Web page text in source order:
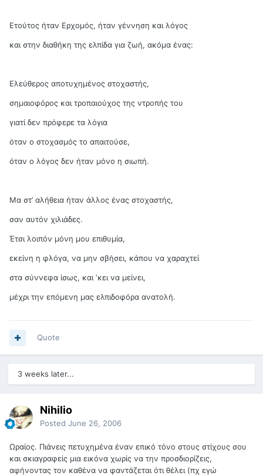
Ετούτος ήταν Ερχομός, ήταν γέννηση και λόγος
και στην διαθήκη της ελπίδα για ζωή, ακόμα ένας:
Ελεύθερος αποτυχημένος στοχαστής,
σημαιοφόρος και τροπαιούχος της ντροπής του
γιατί δεν πρόφερε τα λόγια
όταν ο στοχασμός το απαιτούσε,
όταν ο λόγος δεν ήταν μόνο η σιωπή.
Μα στ’ αλήθεια ήταν άλλος ένας στοχαστής,
σαν αυτόν χιλιάδες.
Έτσι λοιπόν μόνη μου επιθυμία,
εκείνη η φλόγα, να μην σβήσει, κάπου να χαραχτεί
στα σύννεφα ίσως, και ‘κει να μείνει,
μέχρι την επόμενη μας ελπιδοφόρα ανατολή.
Quote
3 weeks later...
Nihilio
Posted June 26, 2006
Ωραίος. Πιάνεις πετυχημένα έναν επικό τόνο στους στίχους σου
και σκιαγραφείς μια εικόνα χωρίς να την προσδιορίζεις,
αφήνοντας τον καθένα να φαντάζεται ότι θέλει (πχ εγώ